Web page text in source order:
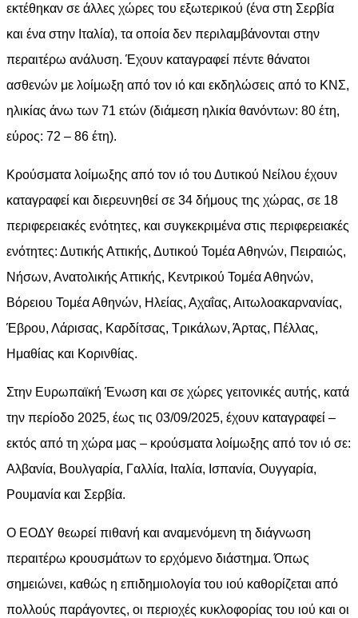
εκτέθηκαν σε άλλες χώρες του εξωτερικού (ένα στη Σερβία
και ένα στην Ιταλία), τα οποία δεν περιλαμβάνονται στην
περαιτέρω ανάλυση. Έχουν καταγραφεί πέντε θάνατοι
ασθενών με λοίμωξη από τον ιό και εκδηλώσεις από το ΚΝΣ,
ηλικίας άνω των 71 ετών (διάμεση ηλικία θανόντων: 80 έτη,
εύρος: 72 – 86 έτη).
Κρούσματα λοίμωξης από τον ιό του Δυτικού Νείλου έχουν
καταγραφεί και διερευνηθεί σε 34 δήμους της χώρας, σε 18
περιφερειακές ενότητες, και συγκεκριμένα στις περιφερειακές
ενότητες: Δυτικής Αττικής, Δυτικού Τομέα Αθηνών, Πειραιώς,
Νήσων, Ανατολικής Αττικής, Κεντρικού Τομέα Αθηνών,
Βόρειου Τομέα Αθηνών, Ηλείας, Αχαΐας, Αιτωλοακαρνανίας,
Έβρου, Λάρισας, Καρδίτσας, Τρικάλων, Άρτας, Πέλλας,
Ημαθίας και Κορινθίας.
Στην Ευρωπαϊκή Ένωση και σε χώρες γειτονικές αυτής, κατά
την περίοδο 2025, έως τις 03/09/2025, έχουν καταγραφεί –
εκτός από τη χώρα μας – κρούσματα λοίμωξης από τον ιό σε:
Αλβανία, Βουλγαρία, Γαλλία, Ιταλία, Ισπανία, Ουγγαρία,
Ρουμανία και Σερβία.
Ο ΕΟΔΥ θεωρεί πιθανή και αναμενόμενη τη διάγνωση
περαιτέρω κρουσμάτων το ερχόμενο διάστημα. Όπως
σημειώνει, καθώς η επιδημιολογία του ιού καθορίζεται από
πολλούς παράγοντες, οι περιοχές κυκλοφορίας του ιού και οι